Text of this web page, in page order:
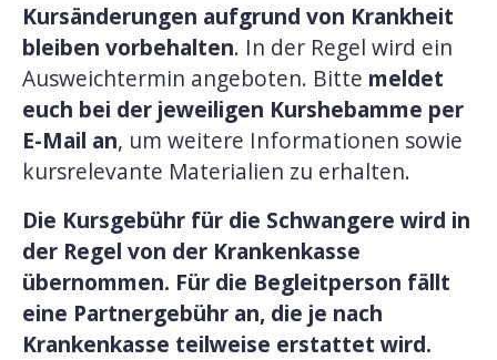
Kursänderungen aufgrund von Krankheit
bleiben vorbehalten. In der Regel wird ein
Ausweichtermin angeboten. Bitte meldet
euch bei der jeweiligen Kurshebamme per
E-Mail an, um weitere Informationen sowie
kursrelevante Materialien zu erhalten.
Die Kursgebühr für die Schwangere wird in
der Regel von der Krankenkasse
übernommen. Für die Begleitperson fällt
eine Partnergebühr an, die je nach
Krankenkasse teilweise erstattet wird.